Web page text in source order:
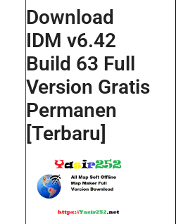
Download
IDM v6.42
Build 63 Full
Version Gratis
Permanen
[Terbaru]